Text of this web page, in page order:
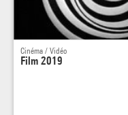
Cinéma / Vidéo
Film 2019